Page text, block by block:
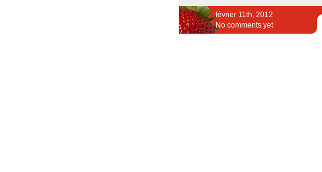
février 11th, 2012
No comments yet